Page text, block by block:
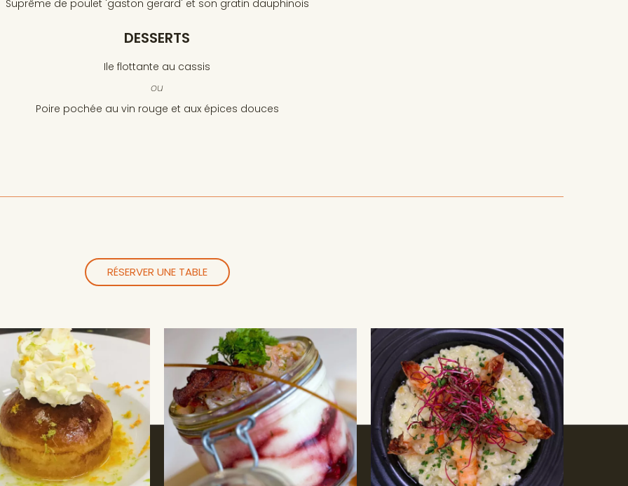
Suprême de poulet 'gaston gerard' et son gratin dauphinois
DESSERTS
Ile flottante au cassis
ou
Poire pochée au vin rouge et aux épices douces
RÉSERVER UNE TABLE